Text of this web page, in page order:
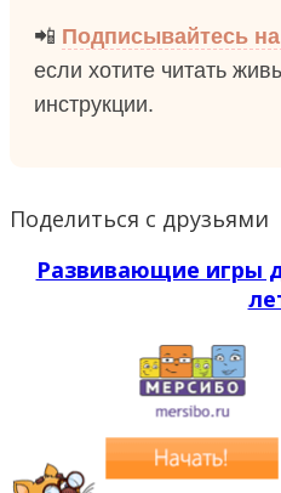
📲 Подписывайтесь
если хотите читать
инструкции.
Поделиться с друзьями
Развивающие игры